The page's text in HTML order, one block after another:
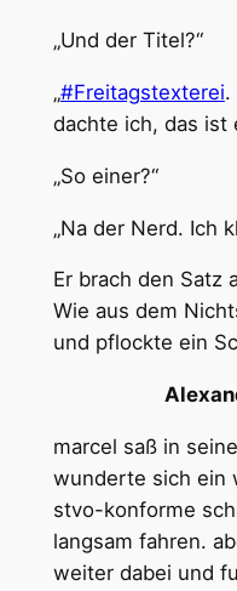
„Und der Titel?“
„#Freitagstexterei.
dachte ich, das ist
„So einer?“
„Na der Nerd. Ich
Er brach den Satz
Wie aus dem
und pflockte ein
marcel saß in
wunderte sich ein
stvo-konforme
langsam fahren.
weiter dabei und